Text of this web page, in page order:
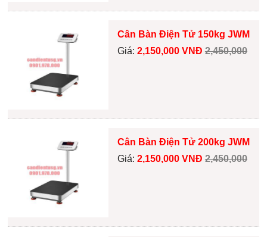
Cân Bàn Điện Tử 150kg JWM
Giá: 2,150,000 VNĐ 2,450,000
Cân Bàn Điện Tử 200kg JWM
Giá: 2,150,000 VNĐ 2,450,000